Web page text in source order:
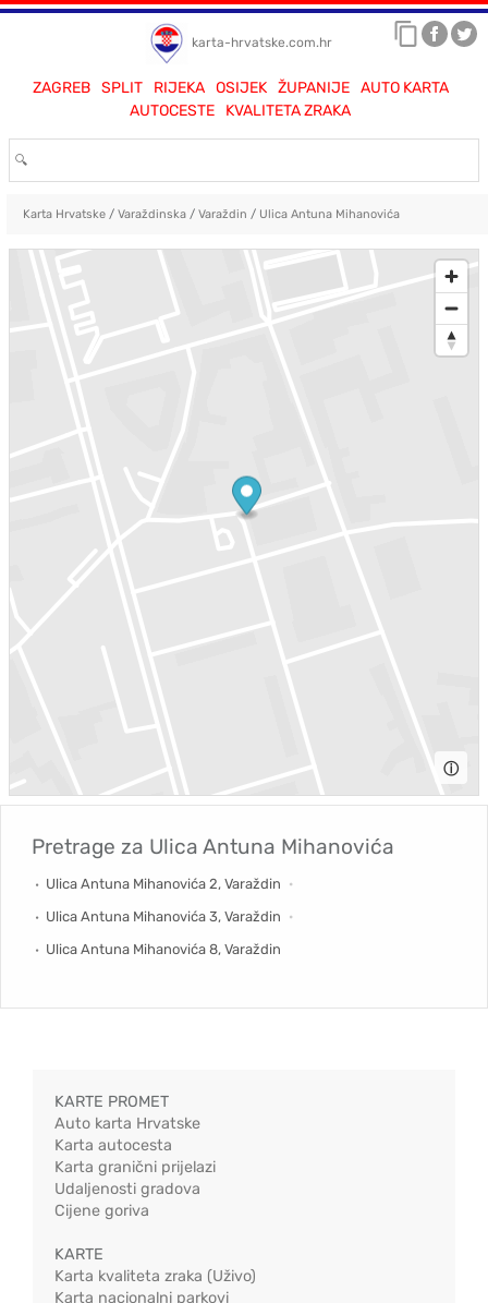
karta-hrvatske.com.hr
ZAGREB SPLIT RIJEKA OSIJEK ŽUPANIJE
AUTO KARTA
AUTOCESTE
KVALITETA ZRAKA
Karta Hrvatske/ Varaždinska/ Varaždin / Ulica Antuna Mihanovića
ⓘ
Pretrage za Ulica Antuna Mihanovića
Ulica Antuna Mihanovića 2, Varaždin
Ulica Antuna Mihanovića 3, Varaždin
Ulica Antuna Mihanovića 8, Varaždin
KARTE PROMET
Auto karta Hrvatske
Karta autocesta
Karta granični prijelazi
Udaljenosti gradova
Cijene goriva
KARTE
Karta kvaliteta zraka (Uživo)
Karta nacionalni parkovi